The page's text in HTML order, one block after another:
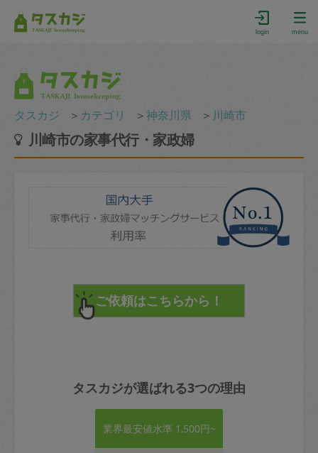
login menu
タスカジ ＞ カテゴリ ＞神奈川県 ＞ 川崎市
川崎市の家事代行・家政婦
タスカジが選ばれる3つの理由
業界最安値水準 1,500円~